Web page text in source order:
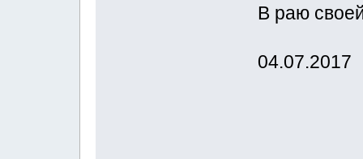
В раю
04.07.2017